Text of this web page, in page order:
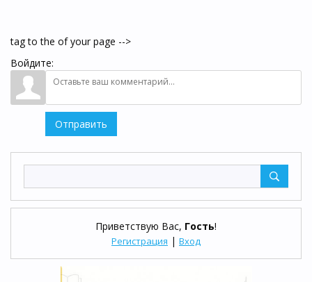
Приветствую Вас, Гость!
Регистрация | Вход
tag to the of your page -->
Войдите:
Отправить